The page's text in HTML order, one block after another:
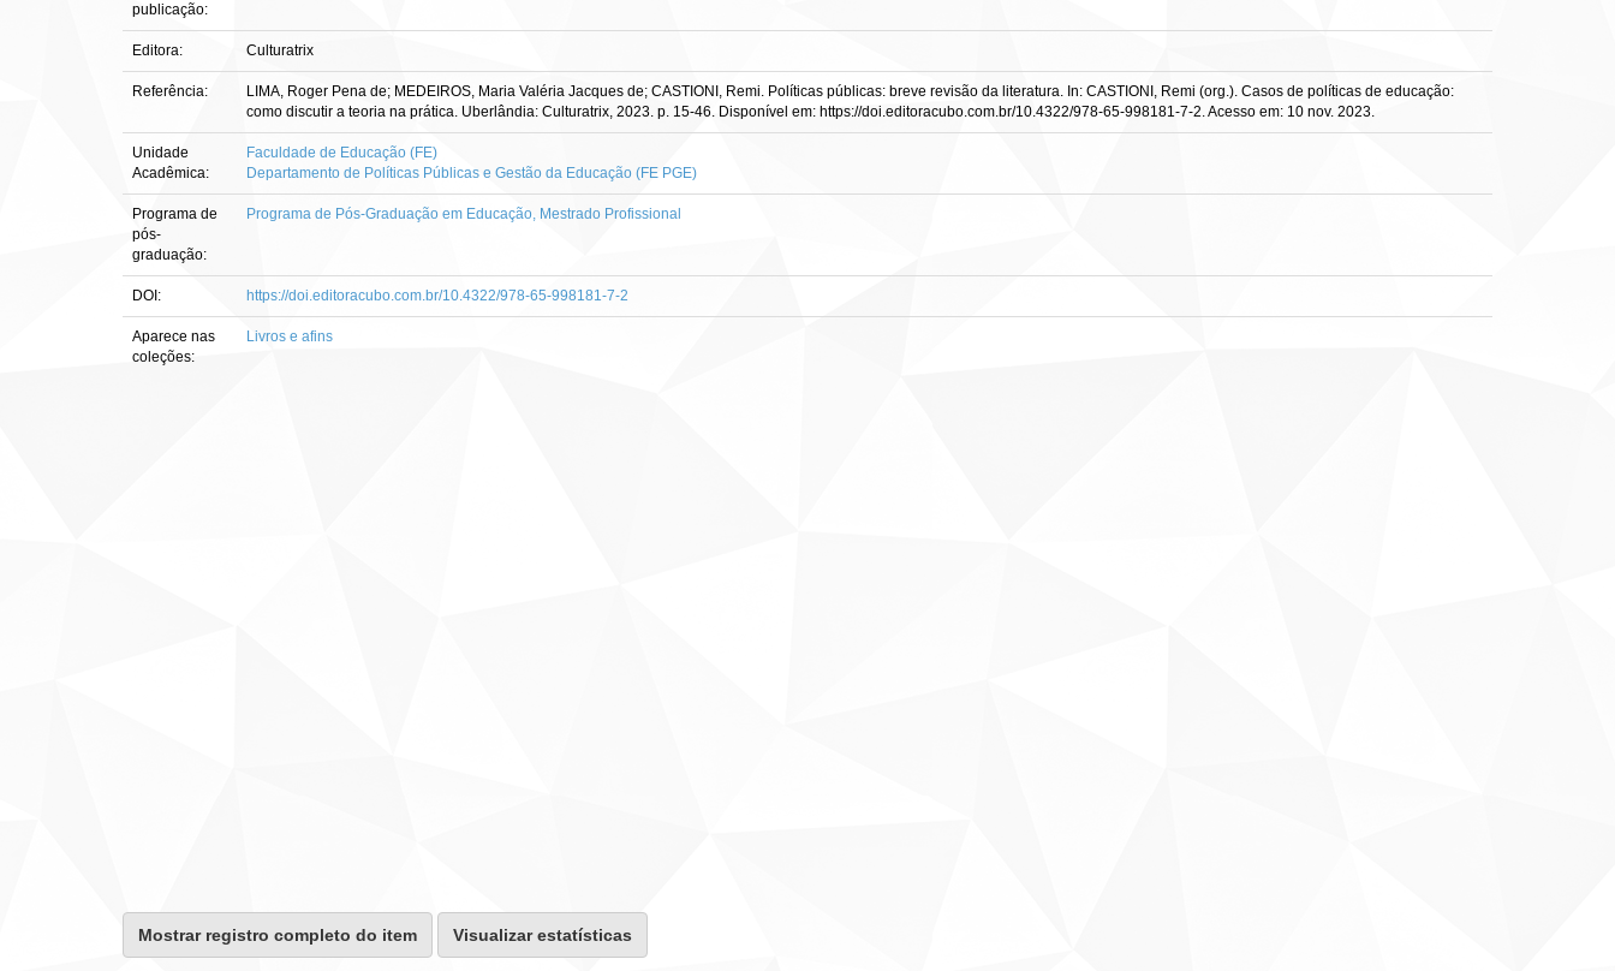
publicação:
Editora: Culturatrix
Referência:
LIMA, Roger Pena de; MEDEIROS, Maria Valéria Jacques de; CASTIONI, Remi. Políticas públicas: breve revisão da literatura. In: CASTIONI, Remi (org.). Casos de políticas de educação:
como discutir a teoria na prática. Uberlândia: Culturatrix, 2023. p. 15-46. Disponível em: https://doi.editoracubo.com.br/10.4322/978-65-998181-7-2. Acesso em: 10 nov. 2023.
Unidade
Acadêmica:
Faculdade de Educação (FE)
Departamento de Políticas Públicas e Gestão da Educação (FE PGE)
Programa de
pós-
graduação:
Programa de Pós-Graduação em Educação, Mestrado Profissional
DOI: https://doi.editoracubo.com.br/10.4322/978-65-998181-7-2
Aparece nas
coleções:
Livros e afins
Mostrar registro completo do item Visualizar estatísticas